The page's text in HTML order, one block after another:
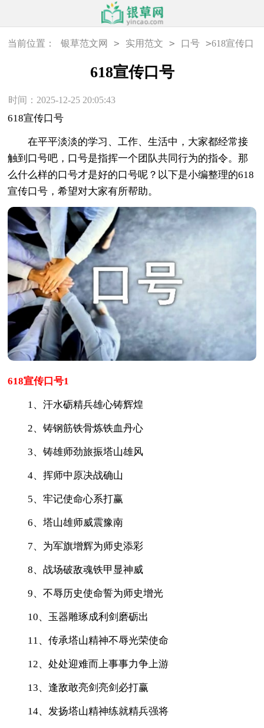
当前位置： 银草范文网 > 实用范文 > 口号 >618宣传口
618宣传口号
时间：2025-12-25 20:05:43
618宣传口号
在平平淡淡的学习、工作、生活中，大家都经常接
触到口号吧，口号是指挥一个团队共同行为的指令。那
么什么样的口号才是好的口号呢？以下是小编整理的618
宣传口号，希望对大家有所帮助。
618宣传口号1
1、汗水砺精兵雄心铸辉煌
2、铸钢筋铁骨炼铁血丹心
3、铸雄师劲旅振塔山雄风
4、挥师中原决战确山
5、牢记使命心系打赢
6、塔山雄师威震豫南
7、为军旗增辉为师史添彩
8、战场破敌魂铁甲显神威
9、不辱历史使命誓为师史增光
10、玉器雕琢成利剑磨砺出
11、传承塔山精神不辱光荣使命
12、处处迎难而上事事力争上游
13、逢敌敢亮剑亮剑必打赢
14、发扬塔山精神练就精兵强将